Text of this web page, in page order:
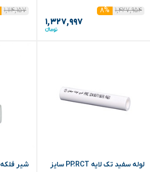
۱,۴۲۷,۹۵۴ ۸%
۱,۳۲۷,۹۹۷
۱,۱۱۴,۱۵۷
لوله سفید تک لایه PP.RCT سایز
شیر فلکه 40(آذین)